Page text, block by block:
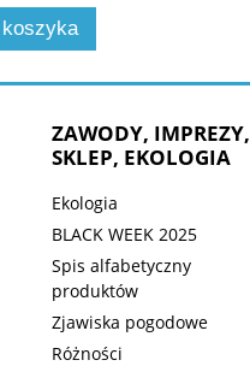
ZAWODY, IMPREZY,
SKLEP, EKOLOGIA
Ekologia
BLACK WEEK 2025
Spis alfabetyczny
produktów
Zjawiska pogodowe
Różności